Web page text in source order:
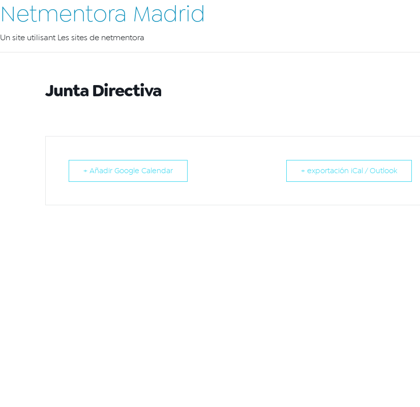
Netmentora Madrid
Un site utilisant Les sites de netmentora
Junta Directiva
+ Añadir Google Calendar + exportación iCal / Outlook